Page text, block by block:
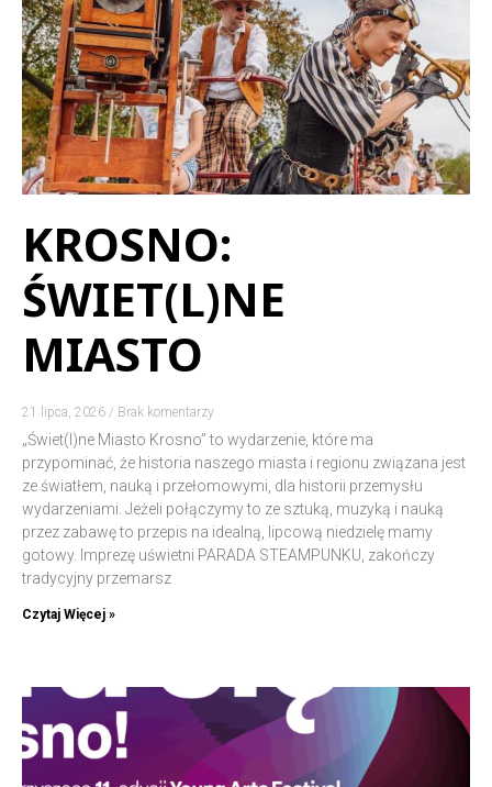
KROSNO:
ŚWIET(L)NE
MIASTO
21 lipca, 2026 Brak komentarzy
„Świet(l)ne Miasto Krosno” to wydarzenie, które ma
przypominać, że historia naszego miasta i regionu związana jest
ze światłem, nauką i przełomowymi, dla historii przemysłu
wydarzeniami. Jeżeli połączymy to ze sztuką, muzyką i nauką
przez zabawę to przepis na idealną, lipcową niedzielę mamy
gotowy. Imprezę uświetni PARADA STEAMPUNKU, zakończy
tradycyjny przemarsz
Czytaj Więcej »